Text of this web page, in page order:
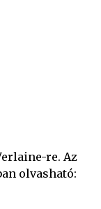
re. Az
olvasható: